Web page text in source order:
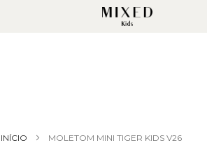
INÍCIO MOLETOM MINI TIGER KIDS V26